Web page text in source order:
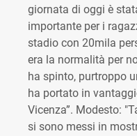
giornata di oggi è
importante per i
stadio con 20mila
era la normalità per
ha spinto, purtroppo
ha portato in
Vicenza”. Modesto:
si sono messi in